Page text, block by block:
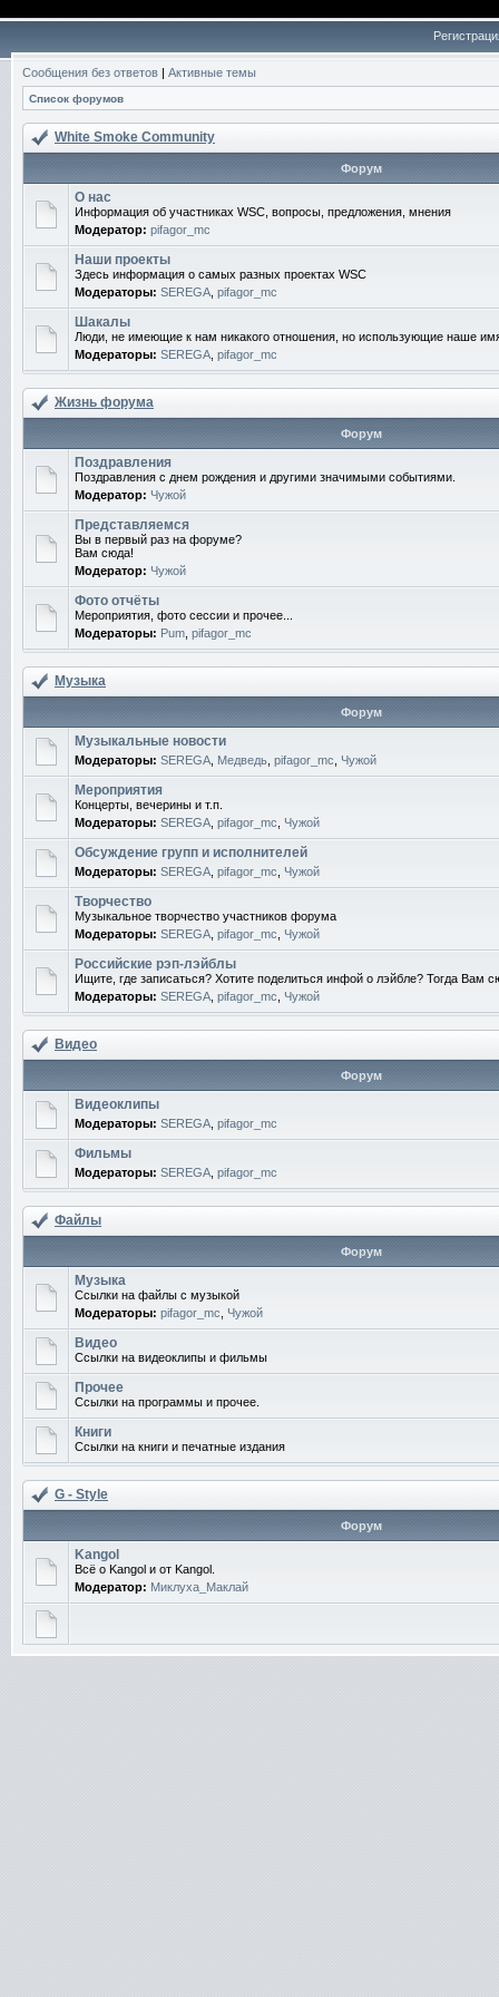
Сообщения без ответов | Активные темы
Список форумов
White Smoke Community
Форум
О нас
Информация об участниках WSC, вопросы, предложения, мнения
Модератор: pifagor_mc
Наши проекты
Здесь информация о самых разных проектах WSC
Модераторы: SEREGA pifagor_mc
Шакалы
Люди, не имеющие к нам никакого отношения, но использующие наше
Модераторы: SEREGA pifagor_mc
Жизнь форума
Форум
Поздравления
Поздравления с днем рождения и другими значимыми событиями.
Модератор: Чужой
Представляемся
Вы в первый раз на форуме?
Вам сюда!
Модератор: Чужой
Фото отчёты
Мероприятия, фото сессии и прочее...
Модераторы: Pum pifagor_mc
Музыка
Форум
Музыкальные новости
Модераторы: SEREGA Медведь pifagor_mc Чужой
Мероприятия
Концерты, вечерины и т.п.
Модераторы: SEREGA pifagor_mc Чужой
Обсуждение групп и исполнителей
Модераторы: SEREGA pifagor_mc Чужой
Творчество
Музыкальное творчество участников форума
Модераторы: SEREGA pifagor_mc Чужой
Российские рэп-лэйблы
Ищите, где записаться? Хотите поделиться инфой о лэйбле? Тогда Вам
Модераторы: SEREGA pifagor_mc Чужой
Видео
Форум
Видеоклипы
Модераторы: SEREGA pifagor_mc
Фильмы
Модераторы: SEREGA pifagor_mc
Файлы
Форум
Музыка
Ссылки на файлы с музыкой
Модераторы: pifagor_mc Чужой
Видео
Ссылки на видеоклипы и фильмы
Прочее
Ссылки на программы и прочее.
Книги
Ссылки на книги и печатные издания
G - Style
Форум
Kangol
Всё о Kangol и от Kangol.
Модератор: Миклуха_Маклай